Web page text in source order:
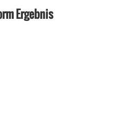
Ergebnis